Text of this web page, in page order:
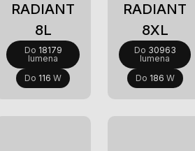
RADIANT
8L
Do 18179
lumena
Do 116 W
RADIANT
8XL
Do 30963
lumena
Do 186 W